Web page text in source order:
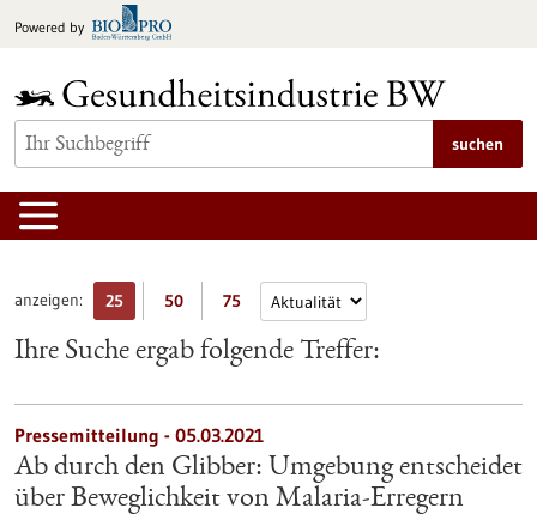
Inhalt
Powered by
suchen
anzeigen: 25 50 75
Ihre Suche ergab folgende Treffer:
Pressemitteilung - 05.03.2021
Ab durch den Glibber: Umgebung entscheidet
über Beweglichkeit von Malaria-Erregern